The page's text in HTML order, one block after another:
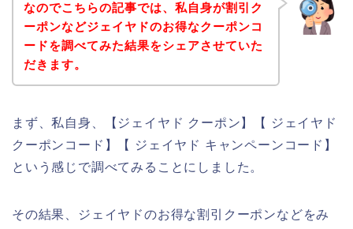
なのでこちらの記事では、私自身が割引ク
ーポンなどジェイヤドのお得なクーポンコ
ードを調べてみた結果をシェアさせていた
だきます。
まず、私自身、【ジェイヤド クーポン】【 ジェイヤド
クーポンコード】【 ジェイヤド キャンペーンコード】
という感じで調べてみることにしました。
その結果、ジェイヤドのお得な割引クーポンなどをみ